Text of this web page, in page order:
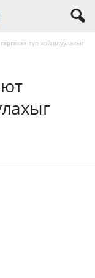
түр хойшлуулахыг